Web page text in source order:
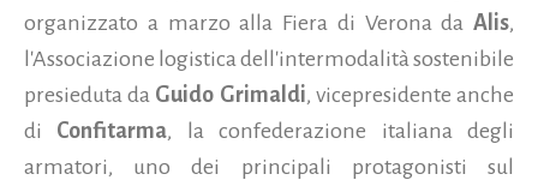
organizzato a marzo alla Fiera di Verona da Alis,
l'Associazione logistica dell'intermodalità sostenibile
presieduta da Guido Grimaldi, vicepresidente anche
di Confitarma, la confederazione italiana degli
armatori, uno dei principali protagonisti sul